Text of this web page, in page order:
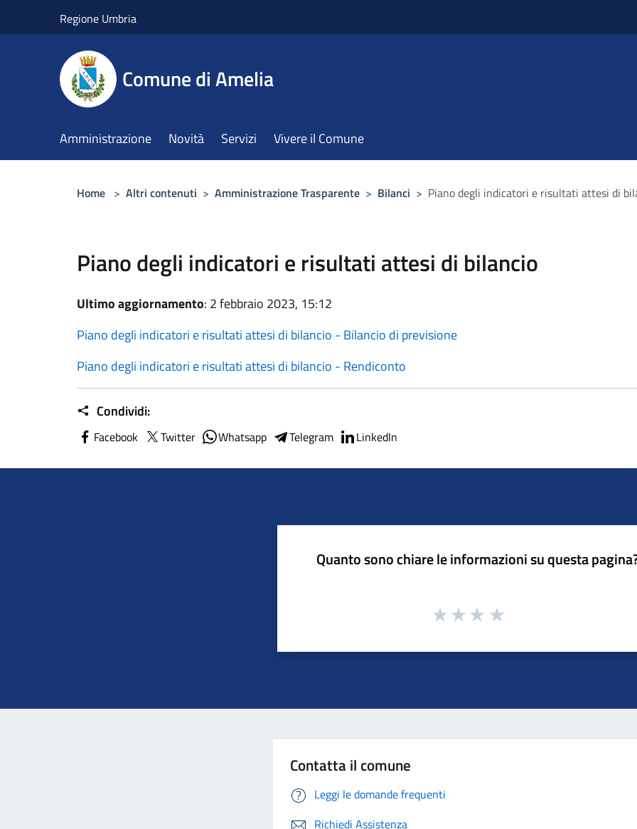
Regione Umbria
Comune di Amelia
Amministrazione Novità Servizi Vivere il Comune
Home > Altri contenuti > Amministrazione Trasparente > Bilanci > Piano degli indicatori e risultati attesi di
Piano degli indicatori e risultati attesi di bilancio
Ultimo aggiornamento: 2 febbraio 2023, 15:12
Piano degli indicatori e risultati attesi di bilancio - Bilancio di previsione
Piano degli indicatori e risultati attesi di bilancio - Rendiconto
Condividi:
Facebook Twitter Whatsapp Telegram LinkedIn
Quanto sono chiare le informazioni su questa
Contatta il comune
Leggi le domande frequenti
Richiedi Assistenza